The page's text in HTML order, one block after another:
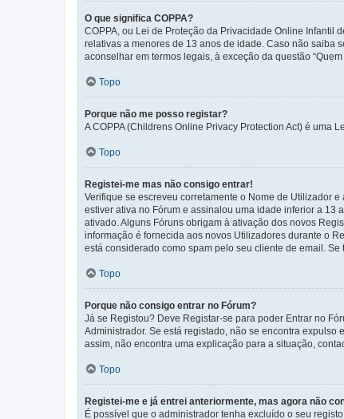
O que significa COPPA?
COPPA, ou Lei de Proteção da Privacidade Online Infantil
relativas a menores de 13 anos de idade. Caso não saiba
aconselhar em termos legais, à exceção da questão
Topo
Porque não me posso registar?
A COPPA (Childrens Online Privacy Protection Act) é uma
Topo
Registei-me mas não consigo entrar!
Verifique se escreveu corretamente o Nome de Utilizador
estiver ativa no Fórum e assinalou uma idade inferior a 13
ativado. Alguns Fóruns obrigam à ativação dos novos
informação é fornecida aos novos Utilizadores durante o
está considerado como spam pelo seu cliente de email.
Topo
Porque não consigo entrar no Fórum?
Já se Registou? Deve Registar-se para poder Entrar no
Administrador. Se está registado, não se encontra
assim, não encontra uma explicação para a situação,
Topo
Registei-me e já entrei anteriormente, mas agora não
É possível que o administrador tenha excluído o seu